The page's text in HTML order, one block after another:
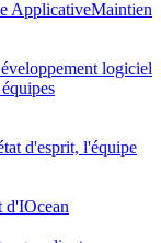
ApplicativeMaintien
logiciel
d'esprit, l'équipe
d'IOcean